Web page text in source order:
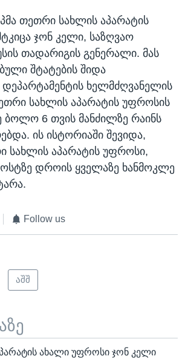
თეთრი სახლის აპარატის
ჯონ კელი, საზღვაო
თადარიგის გენერალი. მას
შტატების შიდა
ხელმძღვანელის
სახლის აპარატის უფროსის
ბოლო 6 თვის მანძილზე რაინს
ის ისტორიაში შევიდა,
აპარატის უფროსი,
დროის ყველაზე ხანმოკლე
Follow us
აშშ
ახალი უფროსი ჯონ კელი